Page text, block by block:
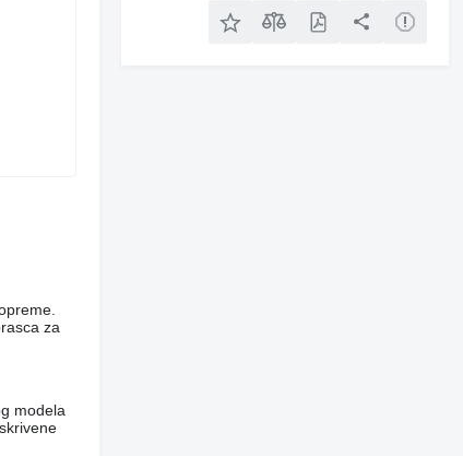
za
modela